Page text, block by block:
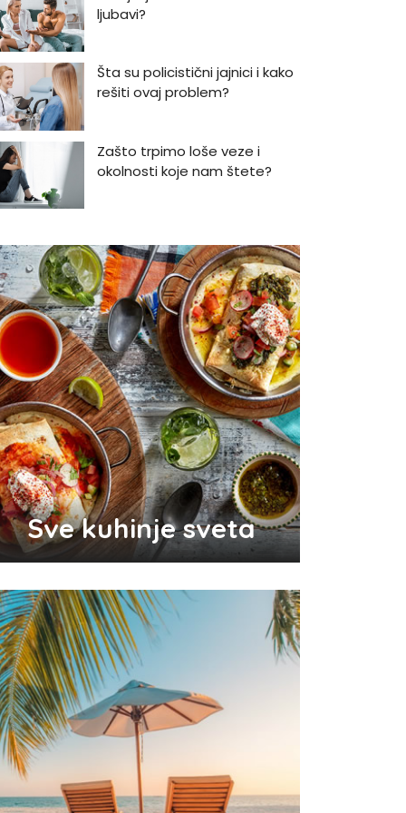
ljubavi?
Šta su policistični jajnici i kako
rešiti ovaj problem?
Zašto trpimo loše veze i
okolnosti koje nam štete?
kako prolaze godine braka?
5 načina kako da pobedite
stres
Zašto odlažemo bitne stvari i
kako da prestanemo?
Odlični saveti za brže začeće
bebe
Audio i video konektori - šta
su i koje vrste postoje
Top 3 tradicionalna grčka jela
koja morate probati
Pravilna nega kose za jaču
kosu
Da li je ljubomora u vezi dokaz
ljubavi?
Sve kuhinje sveta